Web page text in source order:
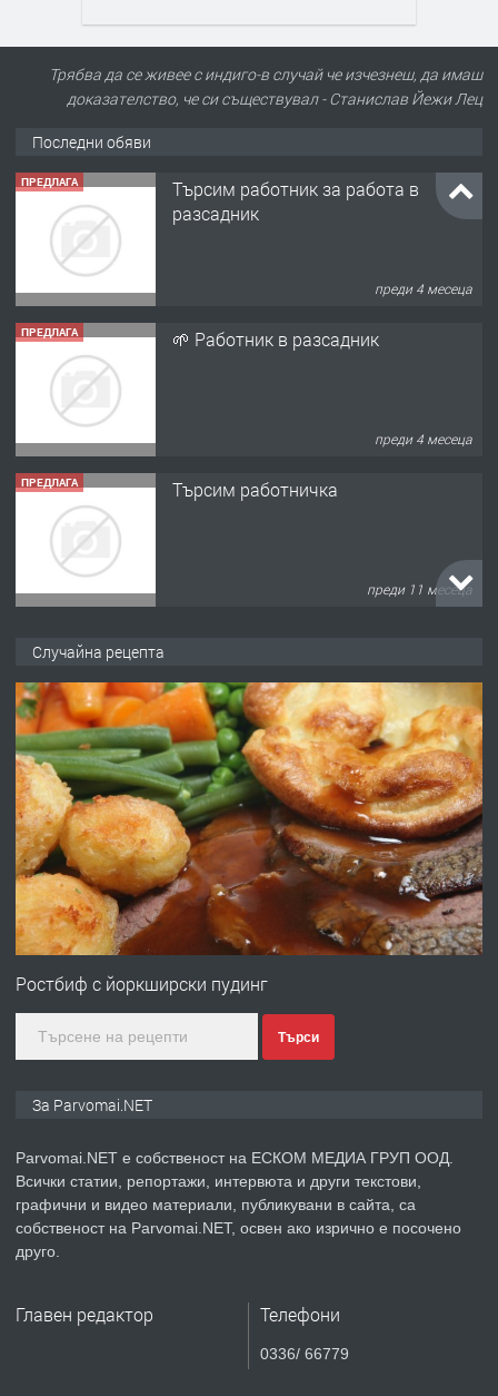
Трябва да се живее с индиго-в случай че изчезнеш, да имаш
доказателство, че си съществувал - Станислав Йежи Лец
Последни обяви
ПРЕДЛАГА
Търсим работник за работа в
разсадник
преди 4 месеца
ПРЕДЛАГА 🌱 Работник в разсадник
преди 4 месеца
ПРЕДЛАГА Търсим работничка
преди 11 месеца
преди 1 година
ПРЕДЛАГА Работа за общи работници
преди 1 година
ПРЕДЛАГА
Първи поход "По стъпките на Ангел
преди 1 година
ПРЕДЛАГА Уроци по Математика
Случайна рецепта
Ростбиф с йоркширски пудинг
Търси
За Parvomai.NET
Parvomai.NET е собственост на ЕСКОМ МЕДИА ГРУП ООД.
Всички статии, репортажи, интервюта и други текстови,
графични и видео материали, публикувани в сайта, са
собственост на Parvomai.NET, освен ако изрично е посочено
друго.
Главен редактор Телефони
0336/ 66779